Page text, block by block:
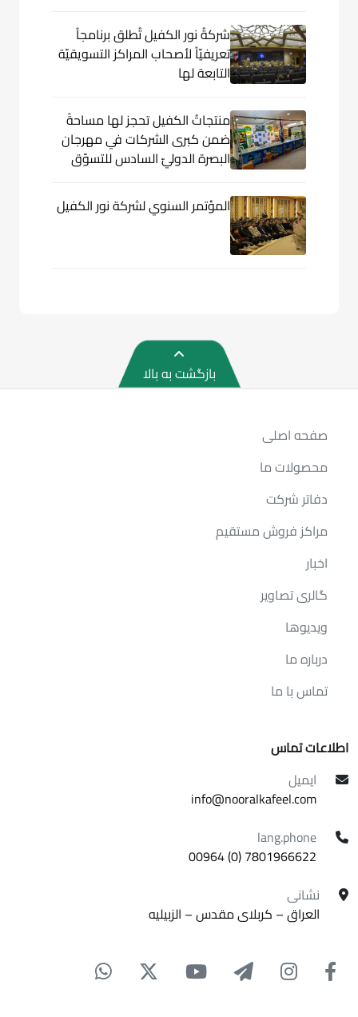
شركةُ نور الكفيل تُطلق برنامجاً
تعريفيّاً لأصحاب المراكز التسويقيّة
التابعة لها
منتجاتُ الكفيل تحجز لها مساحةً
ضمن كبرى الشركات في مهرجان
البصرة الدوليّ السادس للتسوّق
المؤتمر السنوي لشركة نور الكفيل
بازگشت به بالا
صفحه اصلی
محصولات ما
دفاتر شرکت
مراکز فروش مستقیم
اخبار
گالری تصاویر
ویدیوها
درباره ما
تماس با ما
اطلاعات تماس
ایمیل
info@nooralkafeel.com
lang.phone
7801966622 (0) 00964
نشانی
العراق – کربلای مقدس – الزبیلیه